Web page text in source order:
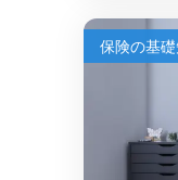
保険の基